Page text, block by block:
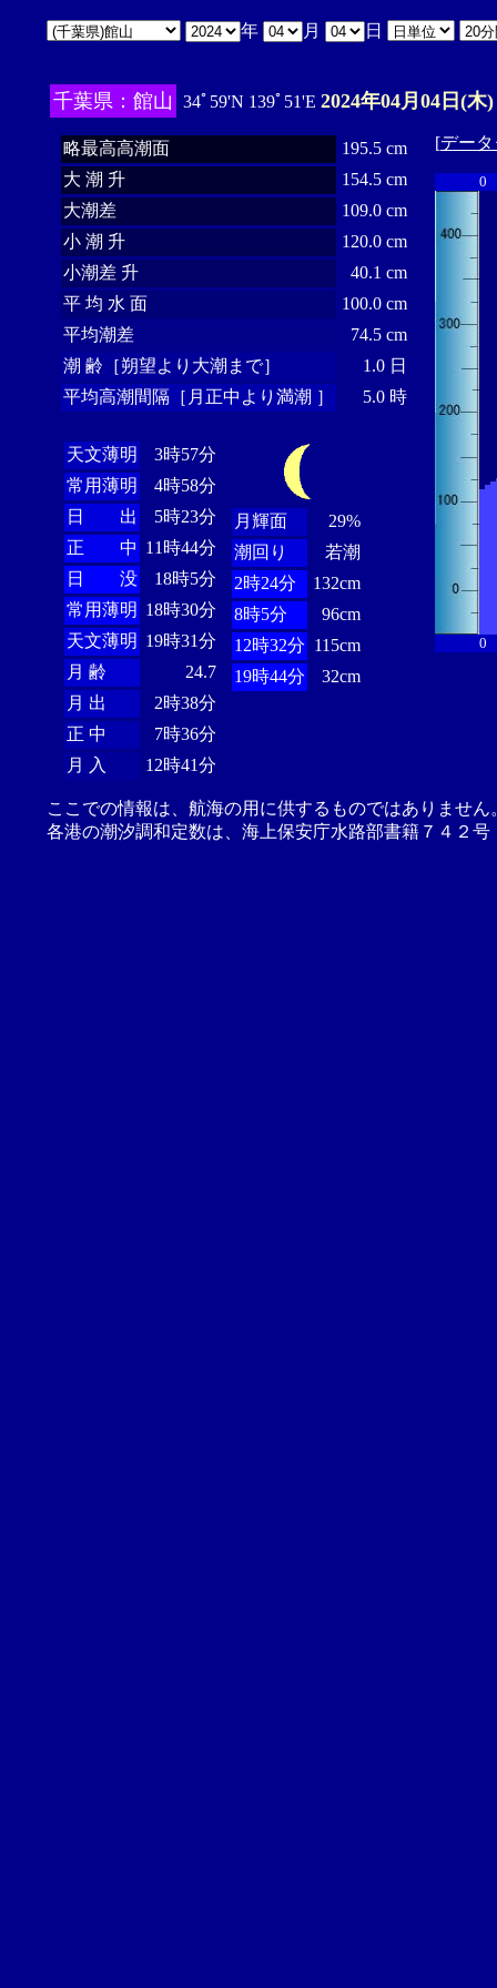
年 月 日
千葉県：館山 34ﾟ59'N 139ﾟ51'E 2024年04月04日(木)
略最高高潮面
195.5 cm
大 潮 升
154.5 cm
大潮差
109.0 cm
小 潮 升
120.0 cm
小潮差 升
40.1 cm
平 均 水 面
100.0 cm
平均潮差
74.5 cm
潮 齢［朔望より大潮まで］
1.0 日
平均高潮間隔［月正中より満潮 ］
5.0 時
天文薄明
3時57分
常用薄明
4時58分
日 出
5時23分
正 中 11時44分
日 没
18時5分
常用薄明 18時30分
天文薄明 19時31分
月 齢
24.7
月 出
2時38分
正 中
7時36分
月 入
12時41分
月輝面
29%
潮回り
若潮
2時24分
132cm
8時5分
96cm
12時32分 115cm
19時44分
32cm
[デー
0
0
ここでの情報は、航海の用に供するものではありませ
各港の潮汐調和定数は、海上保安庁水路部書籍７４２